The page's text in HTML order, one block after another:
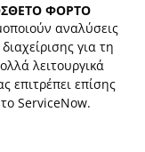
ΦΟΡΤΟ
αναλύσεις
για τη
λειτουργικά
επιτρέπει επίσης
ServiceNow.